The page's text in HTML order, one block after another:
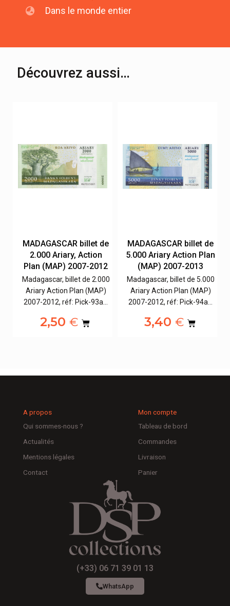
Dans le monde entier
Découvrez aussi…
MADAGASCAR billet de
2.000 Ariary, Action
Plan (MAP) 2007-2012
Madagascar, billet de 2.000
Ariary Action Plan (MAP)
2007-2012, réf: Pick-93a…
2,50€
MADAGASCAR billet de
5.000 Ariary Action Plan
(MAP) 2007-2013
Madagascar, billet de 5.000
Ariary Action Plan (MAP)
2007-2012, réf: Pick-94a…
3,40 €
A propos
Qui sommes-nous ?
Actualités
Mentions légales
Contact
Mon compte
Tableau de bord
Commandes
Livraison
Panier
(+33) 06 71 39 01 13
WhatsApp